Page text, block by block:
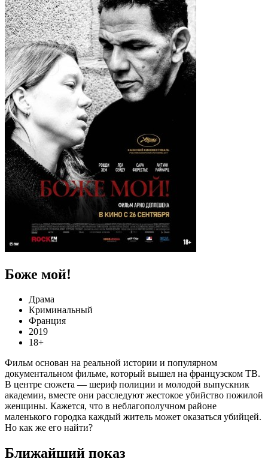
Боже мой!
Драма
Криминальный
Франция
2019
18+
Фильм основан на реальной истории и популярном
документальном фильме, который вышел на французском ТВ.
В центре сюжета — шериф полиции и молодой выпускник
академии, вместе они расследуют жестокое убийство пожилой
женщины. Кажется, что в неблагополучном районе
маленького городка каждый житель может оказаться убийцей.
Но как же его найти?
Ближайший показ